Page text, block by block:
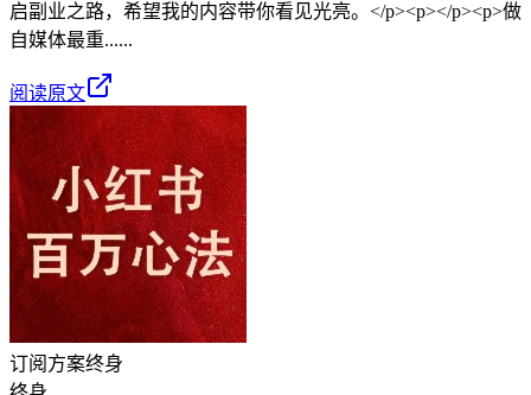
启副业之路，希望我的内容带你看见光亮。</p><p></p><p>做
自媒体最重......
阅读原文
订阅方案终身